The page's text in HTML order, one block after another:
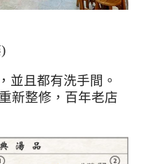
)
並且都有洗手間。
新整修，百年老店